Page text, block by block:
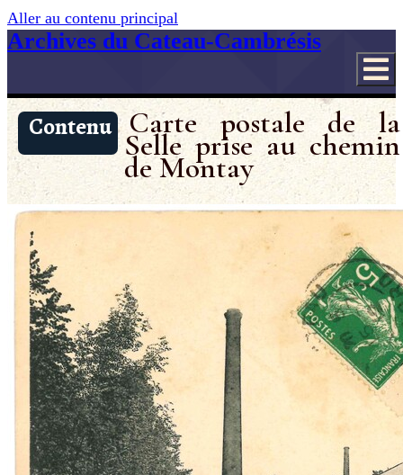
Aller au contenu principal
Archives du Cateau-Cambrésis
Contenu Carte postale de la
Selle prise au chemin
de Montay